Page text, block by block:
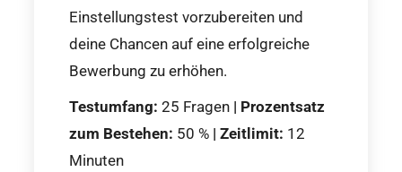
Einstellungstest vorzubereiten und
deine Chancen auf eine erfolgreiche
Bewerbung zu erhöhen.
Testumfang: 25 Fragen | Prozentsatz
zum Bestehen: 50 % | Zeitlimit: 12
Minuten